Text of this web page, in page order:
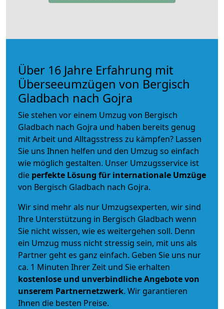
Über 16 Jahre Erfahrung mit
Überseeumzügen von Bergisch
Gladbach nach Gojra
Sie stehen vor einem Umzug von Bergisch
Gladbach nach Gojra und haben bereits genug
mit Arbeit und Alltagsstress zu kämpfen? Lassen
Sie uns Ihnen helfen und den Umzug so einfach
wie möglich gestalten. Unser Umzugsservice ist
die perfekte Lösung für internationale Umzüge
von Bergisch Gladbach nach Gojra.
Wir sind mehr als nur Umzugsexperten, wir sind
Ihre Unterstützung in Bergisch Gladbach wenn
Sie nicht wissen, wie es weitergehen soll. Denn
ein Umzug muss nicht stressig sein, mit uns als
Partner geht es ganz einfach. Geben Sie uns nur
ca. 1 Minuten Ihrer Zeit und Sie erhalten
kostenlose und unverbindlicheAngebote von
unserem Partnernetzwerk. Wir garantieren
Ihnen die besten Preise.